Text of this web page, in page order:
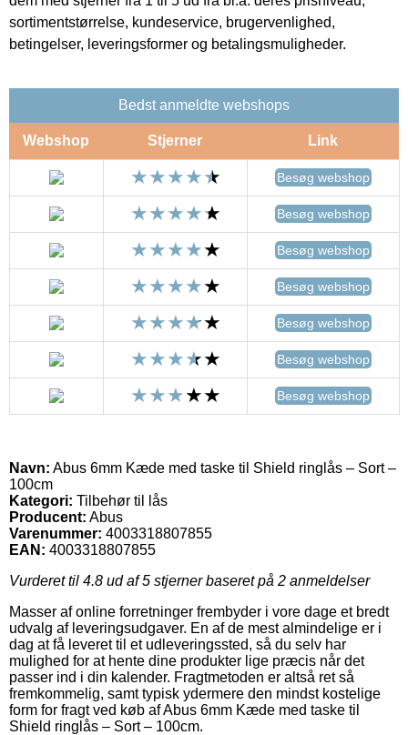
sortimentstørrelse, kundeservice, brugervenlighed,
betingelser, leveringsformer og betalingsmuligheder.
Bedst anmeldte webshops
Webshop Stjerner Link
Besøg webshop
Besøg webshop
Besøg webshop
Besøg webshop
Besøg webshop
Besøg webshop
Besøg webshop
Navn: Abus 6mm Kæde med taske til Shield ringlås – Sort –
100cm
Kategori: Tilbehør til lås
Producent: Abus
Varenummer: 4003318807855
EAN: 4003318807855
Vurderet til 4.8 ud af 5 stjerner baseret på 2 anmeldelser
Masser af online forretninger frembyder i vore dage et bredt
udvalg af leveringsudgaver. En af de mest almindelige er i
dag at få leveret til et udleveringssted, så du selv har
mulighed for at hente dine produkter lige præcis når det
passer ind i din kalender. Fragtmetoden er altså ret så
fremkommelig, samt typisk ydermere den mindst kostelige
form for fragt ved køb af Abus 6mm Kæde med taske til
Shield ringlås – Sort – 100cm.